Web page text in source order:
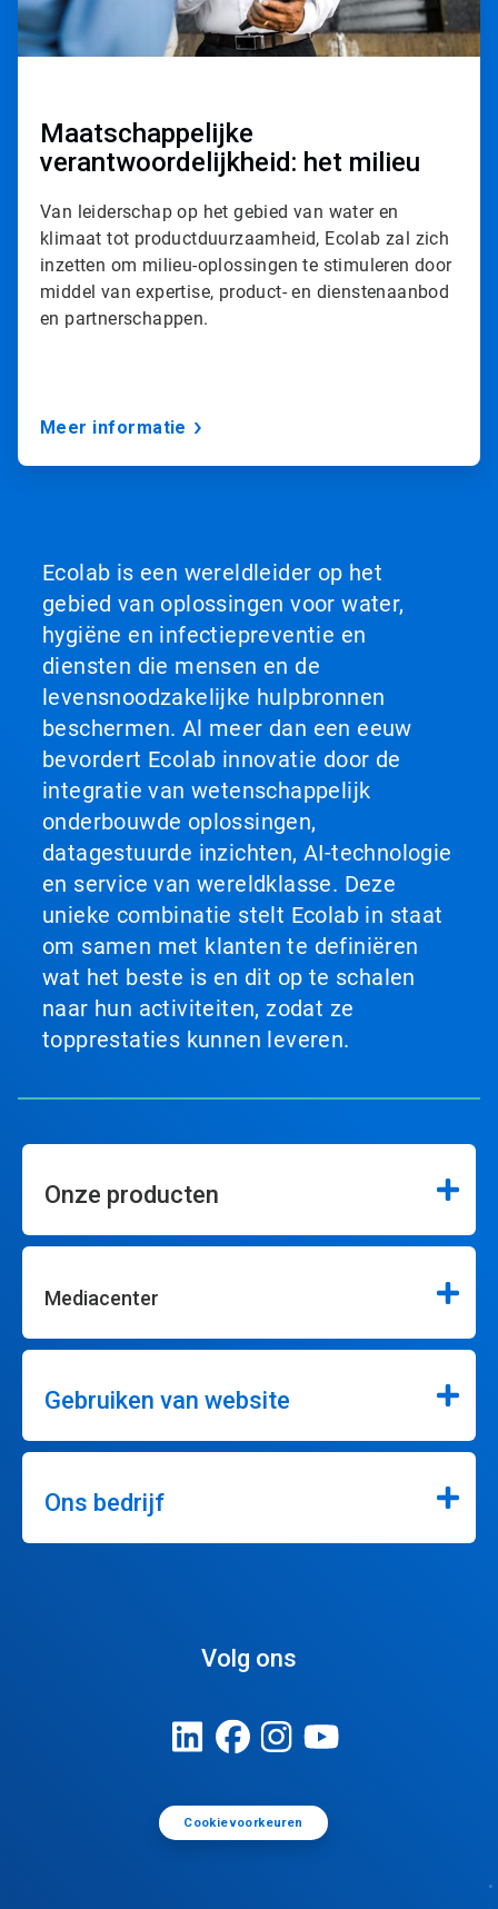
e
3
ˑ
Maatschappelijke
verantwoordelijkheid: het milieu
Van leiderschap op het gebied van water en
klimaat tot productduurzaamheid, Ecolab zal zich
inzetten om milieu-oplossingen te stimuleren door
middel van expertise, product- en dienstenaanbod
en partnerschappen.
Meer informatie
Ecolab is een wereldleider op het
gebied van oplossingen voor water,
hygiëne en infectiepreventie en
diensten die mensen en de
levensnoodzakelijke hulpbronnen
beschermen. Al meer dan een eeuw
bevordert Ecolab innovatie door de
integratie van wetenschappelijk
onderbouwde oplossingen,
datagestuurde inzichten, AI-technologie
en service van wereldklasse. Deze
unieke combinatie stelt Ecolab in staat
om samen met klanten te definiëren
wat het beste is en dit op te schalen
naar hun activiteiten, zodat ze
topprestaties kunnen leveren.
Onze producten
Mediacenter
Gebruiken van website
Ons bedrijf
Volg ons
Cookievoorkeuren